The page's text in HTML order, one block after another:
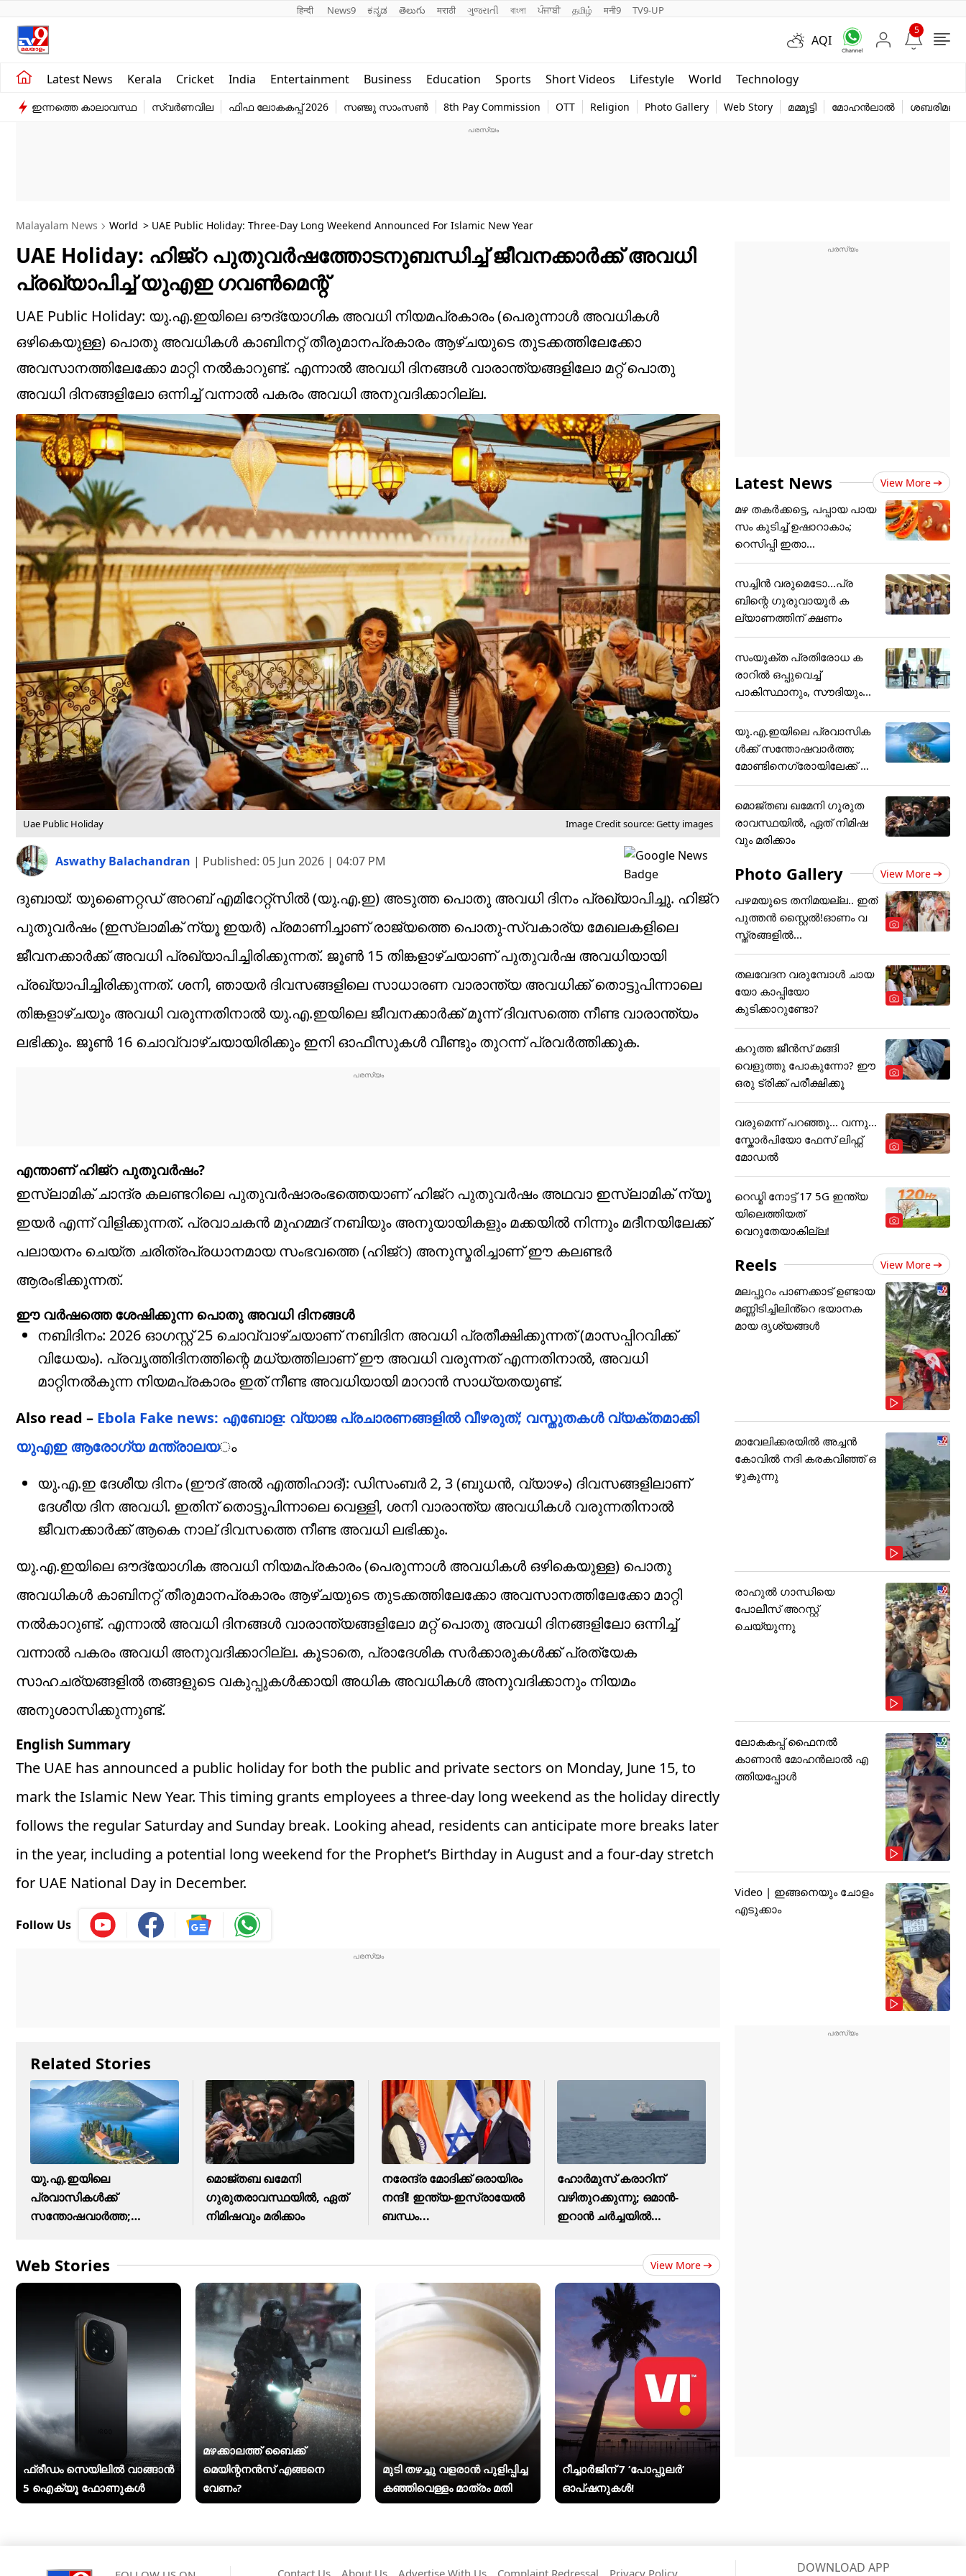
हिन्दी News9 ಕನ್ನಡ తెలుగు मराठी ગુજરાતી বাংলা ਪੰਜਾਬੀ தமிழ் मनी9 TV9-UP
AQI
5
Latest News Kerala Cricket India Entertainment Business Education Sports Short Videos Lifestyle World Technology
Kerala
India
Education
world
Web Story
ഇന്നത്തെ കാലാവസ്ഥ സ്വർണവില ഫിഫ ലോകകപ്പ് 2026 സഞ്ജു സാംസൺ 8th Pay Commission OTT Religion Photo Gallery Web Story മമ്മൂട്ടി മോഹൻലാൽ ശബരിമല
Malayalam News World > UAE Public Holiday: Three-Day Long Weekend Announced For Islamic New Year
UAE Holiday: ഹിജ്റ പുതുവർഷത്തോടനുബന്ധിച്ച് ജീവനക്കാർക്ക് അവധി
പ്രഖ്യാപിച്ച് യുഎഇ ​ഗവൺമെന്റ്
UAE Public Holiday: യു.എ.ഇയിലെ ഔദ്യോഗിക അവധി നിയമപ്രകാരം (പെരുന്നാൾ അവധികൾ
ഒഴികെയുള്ള) പൊതു അവധികൾ കാബിനറ്റ് തീരുമാനപ്രകാരം ആഴ്ചയുടെ തുടക്കത്തിലേക്കോ
അവസാനത്തിലേക്കോ മാറ്റി നൽകാറുണ്ട്. എന്നാൽ അവധി ദിനങ്ങൾ വാരാന്ത്യങ്ങളിലോ മറ്റ് പൊതു
അവധി ദിനങ്ങളിലോ ഒന്നിച്ച് വന്നാൽ പകരം അവധി അനുവദിക്കാറില്ല.
Uae Public Holiday Image Credit source: Getty images
Aswathy Balachandran | Published: 05 Jun 2026 | 04:07 PM
ദുബായ്: യുണൈറ്റഡ് അറബ് എമിറേറ്റ്സിൽ (യു.എ.ഇ) അടുത്ത പൊതു അവധി ദിനം പ്രഖ്യാപിച്ചു. ഹിജ്റ
പുതുവർഷം (ഇസ്ലാമിക് ന്യൂ ഇയർ) പ്രമാണിച്ചാണ് രാജ്യത്തെ പൊതു-സ്വകാര്യ മേഖലകളിലെ
ജീവനക്കാർക്ക് അവധി പ്രഖ്യാപിച്ചിരിക്കുന്നത്. ജൂൺ 15 തിങ്കളാഴ്ചയാണ് പുതുവർഷ അവധിയായി
പ്രഖ്യാപിച്ചിരിക്കുന്നത്. ശനി, ഞായർ ദിവസങ്ങളിലെ സാധാരണ വാരാന്ത്യ അവധിക്ക് തൊട്ടുപിന്നാലെ
തിങ്കളാഴ്ചയും അവധി വരുന്നതിനാൽ യു.എ.ഇയിലെ ജീവനക്കാർക്ക് മൂന്ന് ദിവസത്തെ നീണ്ട വാരാന്ത്യം
ലഭിക്കും. ജൂൺ 16 ചൊവ്വാഴ്ചയായിരിക്കും ഇനി ഓഫീസുകൾ വീണ്ടും തുറന്ന് പ്രവർത്തിക്കുക.
എന്താണ് ഹിജ്റ പുതുവർഷം?
ഇസ്ലാമിക് ചാന്ദ്ര കലണ്ടറിലെ പുതുവർഷാരംഭത്തെയാണ് ഹിജ്റ പുതുവർഷം അഥവാ ഇസ്ലാമിക് ന്യൂ
ഇയർ എന്ന് വിളിക്കുന്നത്. പ്രവാചകൻ മുഹമ്മദ് നബിയും അനുയായികളും മക്കയിൽ നിന്നും മദീനയിലേക്ക്
പലായനം ചെയ്ത ചരിത്രപ്രധാനമായ സംഭവത്തെ (ഹിജ്റ) അനുസ്മരിച്ചാണ് ഈ കലണ്ടർ
ആരംഭിക്കുന്നത്.
ഈ വർഷത്തെ ശേഷിക്കുന്ന പൊതു അവധി ദിനങ്ങൾ
നബിദിനം: 2026 ഓഗസ്റ്റ് 25 ചൊവ്വാഴ്ചയാണ് നബിദിന അവധി പ്രതീക്ഷിക്കുന്നത് (മാസപ്പിറവിക്ക്
വിധേയം). പ്രവൃത്തിദിനത്തിന്റെ മധ്യത്തിലാണ് ഈ അവധി വരുന്നത് എന്നതിനാൽ, അവധി
മാറ്റിനൽകുന്ന നിയമപ്രകാരം ഇത് നീണ്ട അവധിയായി മാറാൻ സാധ്യതയുണ്ട്.
Also read – Ebola Fake news: എബോള: വ്യാജ പ്രചാരണങ്ങളിൽ വീഴരുത്; വസ്തുതകൾ വ്യക്തമാക്കി
യുഎഇ ആരോഗ്യ മന്ത്രാലയം
യു.എ.ഇ ദേശീയ ദിനം (ഈദ് അൽ എത്തിഹാദ്): ഡിസംബർ 2, 3 (ബുധൻ, വ്യാഴം) ദിവസങ്ങളിലാണ്
ദേശീയ ദിന അവധി. ഇതിന് തൊട്ടുപിന്നാലെ വെള്ളി, ശനി വാരാന്ത്യ അവധികൾ വരുന്നതിനാൽ
ജീവനക്കാർക്ക് ആകെ നാല് ദിവസത്തെ നീണ്ട അവധി ലഭിക്കും.
യു.എ.ഇയിലെ ഔദ്യോഗിക അവധി നിയമപ്രകാരം (പെരുന്നാൾ അവധികൾ ഒഴികെയുള്ള) പൊതു
അവധികൾ കാബിനറ്റ് തീരുമാനപ്രകാരം ആഴ്ചയുടെ തുടക്കത്തിലേക്കോ അവസാനത്തിലേക്കോ മാറ്റി
നൽകാറുണ്ട്. എന്നാൽ അവധി ദിനങ്ങൾ വാരാന്ത്യങ്ങളിലോ മറ്റ് പൊതു അവധി ദിനങ്ങളിലോ ഒന്നിച്ച്
വന്നാൽ പകരം അവധി അനുവദിക്കാറില്ല. കൂടാതെ, പ്രാദേശിക സർക്കാരുകൾക്ക് പ്രത്യേക
സാഹചര്യങ്ങളിൽ തങ്ങളുടെ വകുപ്പുകൾക്കായി അധിക അവധികൾ അനുവദിക്കാനും നിയമം
അനുശാസിക്കുന്നുണ്ട്.
English Summary
The UAE has announced a public holiday for both the public and private sectors on Monday, June 15, to
mark the Islamic New Year. This timing grants employees a three-day long weekend as the holiday directly
follows the regular Saturday and Sunday break. Looking ahead, residents can anticipate more breaks later
in the year, including a potential long weekend for the Prophet’s Birthday in August and a four-day stretch
for UAE National Day in December.
Follow Us
Related Stories
യു.എ.ഇയിലെ
പ്രവാസികൾക്ക്
സന്തോഷവാർത്ത;
മൊജ്തബ ഖമേനി
ഗുരുതരാവസ്ഥയില്‍, ഏത്
നിമിഷവും മരിക്കാം
നരേന്ദ്ര മോദിക്ക് ഒരായിരം
നന്ദി! ഇന്ത്യ-ഇസ്രായേല്‍
ബന്ധം...
ഹോർമുസ് കരാറിന്
വഴിതുറക്കുന്നു; ഒമാൻ-
ഇറാൻ ചർച്ചയിൽ
Web Stories View More
ഫ്രീഡം സെയിലിൽ വാങ്ങാൻ
5 ഐക്യൂ ഫോണുകൾ
മഴക്കാലത്ത് ബൈക്ക്
മെയിന്റനൻസ് എങ്ങനെ
വേണം?
മുടി തഴച്ചു വളരാൻ പുളിപ്പിച്ച
കഞ്ഞിവെള്ളം മാത്രം മതി
റീച്ചാർജിന് 7 ‘പോപ്പുലർ’
ഓപ്ഷനുകൾ!
Latest News View More
മഴ തകർക്കട്ടെ, പപ്പായ പായ
സം കുടിച്ച് ഉഷാറാകാം;
റെസിപ്പി ഇതാ...
സച്ചിന്‍ വരുമെടോ...പ്ര
ബിന്റെ ഗുരുവായൂര്‍ ക
ല്യാണത്തിന് ക്ഷണം
സംയുക്ത പ്രതിരോധ ക
രാറിൽ ഒപ്പുവെച്ച്
പാകിസ്ഥാനും, സൗദിയും...
യു.എ.ഇയിലെ പ്രവാസിക
ൾക്ക് സന്തോഷവാർത്ത;
മോണ്ടിനെഗ്രോയിലേക്ക് ഇ
നി..
മൊജ്തബ ഖമേനി ഗുരുത
രാവസ്ഥയില്‍, ഏത് നിമിഷ
വും മരിക്കാം
Photo Gallery View More
പഴമയുടെ തനിമയല്ല.. ഇത്
പുത്തൻ സ്റ്റൈൽ!ഓണം വ
സ്ത്രങ്ങളിൽ...
തലവേദന വരുമ്പോൾ ചായ
യോ കാപ്പിയോ
കുടിക്കാറുണ്ടോ?
കറുത്ത ജീൻസ് മങ്ങി
വെളുത്തു പോകുന്നോ? ഈ
ഒരു ട്രിക്ക് പരീക്ഷിക്കൂ
വരുമെന്ന് പറഞ്ഞു... വന്നു...
സ്കോർപിയോ ഫേസ് ലിഫ്റ്റ്
മോഡൽ
റെഡ്മി നോട്ട് 17 5G ഇന്ത്യ
യിലെത്തിയത്
വെറുതേയാകില്ല!
Reels View More
മലപ്പുറം പാണക്കാട് ഉണ്ടായ
മണ്ണിടിച്ചിലിൻ്റെ ഭയാനക
മായ ദൃശ്യങ്ങൾ
മാവേലിക്കരയിൽ അച്ചൻ
കോവിൽ നദി കരകവിഞ്ഞ് ഒ
ഴുകുന്നു
രാഹുൽ ഗാന്ധിയെ
പോലീസ് അറസ്റ്റ്
ചെയ്യുന്നു
ലോകകപ്പ് ഫൈനൽ
കാണാൻ മോഹൻലാൽ എ
ത്തിയപ്പോൾ
Video | ഇങ്ങനെയും ചോളം
എടുക്കാം
DOWNLOAD APP